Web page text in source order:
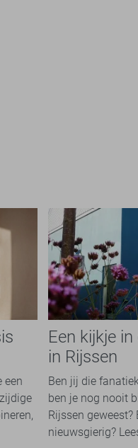
een
Een kijkje
in Rijssen
Ben jij die
ben je nog nooit
Rijssen geweest?
nieuwsgierig?